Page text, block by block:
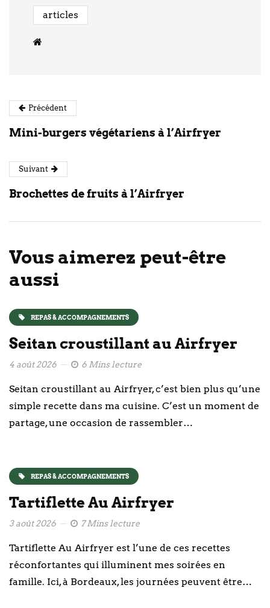
articles
Précédent
Mini-burgers végétariens à l’Airfryer
Suivant
Brochettes de fruits à l’Airfryer
Vous aimerez peut-être
aussi
REPAS & ACCOMPAGNEMENTS
Seitan croustillant au Airfryer
4 août 2026 6 Mins lecture
Seitan croustillant au Airfryer, c’est bien plus qu’une
simple recette dans ma cuisine. C’est un moment de
partage, une occasion de rassembler…
REPAS & ACCOMPAGNEMENTS
Tartiflette Au Airfryer
3 août 2026 7 Mins lecture
Tartiflette Au Airfryer est l’une de ces recettes
réconfortantes qui illuminent mes soirées en
famille. Ici, à Bordeaux, les journées peuvent être…